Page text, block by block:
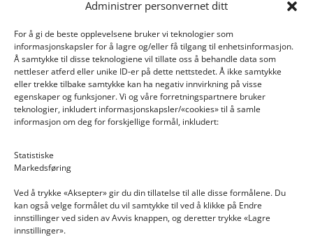
Administrer personvernet ditt
For å gi de beste opplevelsene bruker vi teknologier som
informasjonskapsler for å lagre og/eller få tilgang til enhetsinformasjon.
Å samtykke til disse teknologiene vil tillate oss å behandle data som
nettleser atferd eller unike ID-er på dette nettstedet. Å ikke samtykke
eller trekke tilbake samtykke kan ha negativ innvirkning på visse
egenskaper og funksjoner. Vi og våre forretningspartnere bruker
teknologier, inkludert informasjonskapsler/«cookies» til å samle
informasjon om deg for forskjellige formål, inkludert:
Statistiske
Markedsføring
Ved å trykke «Aksepter» gir du din tillatelse til alle disse formålene. Du
kan også velge formålet du vil samtykke til ved å klikke på Endre
innstillinger ved siden av Avvis knappen, og deretter trykke «Lagre
innstillinger».